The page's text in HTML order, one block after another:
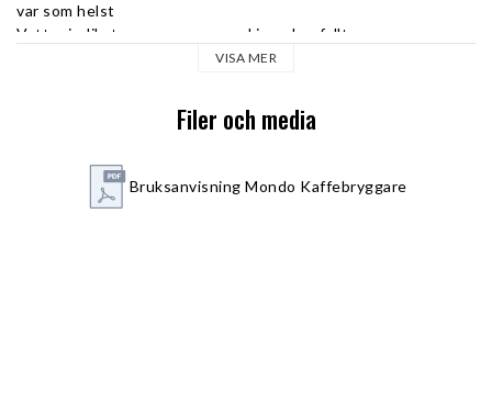
var som helst
Vattenindikatorn anger om maskinen har fyllts
Självreglerande värmeplattor bevarar kaffets kvalitet så bra
Specifikationer:
VISA MER
Filer och media
Bruksanvisning Mondo Kaffebryggare